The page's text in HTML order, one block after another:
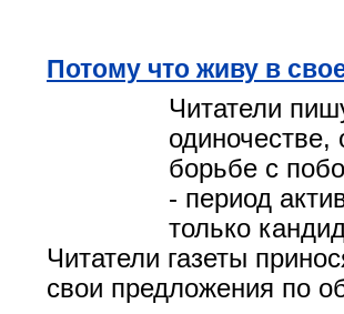
Потому что живу в
Читатели
одиночестве,
борьбе с
- период
только
Читатели газеты
свои предложения по